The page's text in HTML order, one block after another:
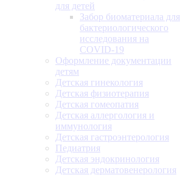
для детей
Забор биоматериала для
бактериологического
исследования на
COVID-19
Оформление документации
детям
Детская гинекология
Детская физиотерапия
Детская гомеопатия
Детская аллергология и
иммунология
Детская гастроэнтерология
Педиатрия
Детская эндокринология
Детская дерматовенерология